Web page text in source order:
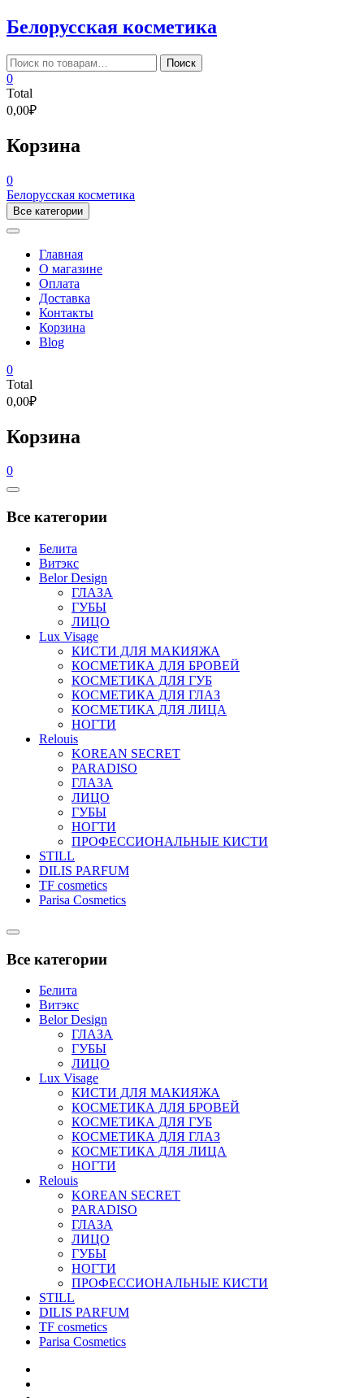
Skip
to
content
Белорусская косметика
Искать: Поиск
0
Total
0,00₽
Корзина
0
Белорусская косметика
Все категории
Главная
О магазине
Оплата
Доставка
Контакты
Корзина
Blog
0
Total
0,00₽
Корзина
0
Catalog
Все категории
Белита
Витэкс
Belor Design
ГЛАЗА
ГУБЫ
ЛИЦО
Lux Visage
КИСТИ ДЛЯ МАКИЯЖА
КОСМЕТИКА ДЛЯ БРОВЕЙ
КОСМЕТИКА ДЛЯ ГУБ
КОСМЕТИКА ДЛЯ ГЛАЗ
КОСМЕТИКА ДЛЯ ЛИЦА
НОГТИ
Relouis
KOREAN SECRET
PARADISO
ГЛАЗА
ЛИЦО
ГУБЫ
НОГТИ
ПРОФЕССИОНАЛЬНЫЕ КИСТИ
STILL
DILIS PARFUM
TF cosmetics
Parisa Cosmetics
Catalog
Все категории
Белита
Витэкс
Belor Design
ГЛАЗА
ГУБЫ
ЛИЦО
Lux Visage
КИСТИ ДЛЯ МАКИЯЖА
КОСМЕТИКА ДЛЯ БРОВЕЙ
КОСМЕТИКА ДЛЯ ГУБ
КОСМЕТИКА ДЛЯ ГЛАЗ
КОСМЕТИКА ДЛЯ ЛИЦА
НОГТИ
Relouis
KOREAN SECRET
PARADISO
ГЛАЗА
ЛИЦО
ГУБЫ
НОГТИ
ПРОФЕССИОНАЛЬНЫЕ КИСТИ
STILL
DILIS PARFUM
TF cosmetics
Parisa Cosmetics